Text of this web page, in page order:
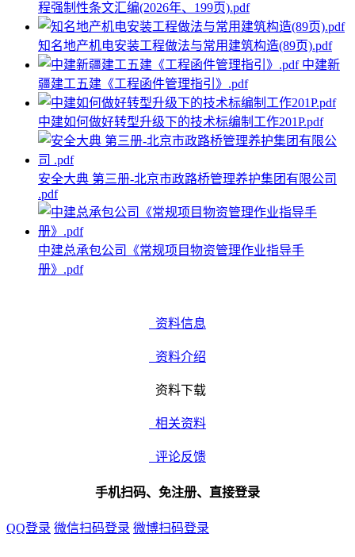
程强制性条文汇编(2026年、199页).pdf
知名地产机电安装工程做法与常用建筑构造(89页).pdf
中建新
疆建工五建《工程函件管理指引》.pdf
中建如何做好转型升级下的技术标编制工作201P.pdf
安全大典 第三册-北京市政路桥管理养护集团有限公司
.pdf
中建总承包公司《常规项目物资管理作业指导手
册》.pdf
资料信息
资料介绍
资料下载
相关资料
评论反馈
手机扫码、免注册、直接登录
QQ登录 微信扫码登录 微博扫码登录